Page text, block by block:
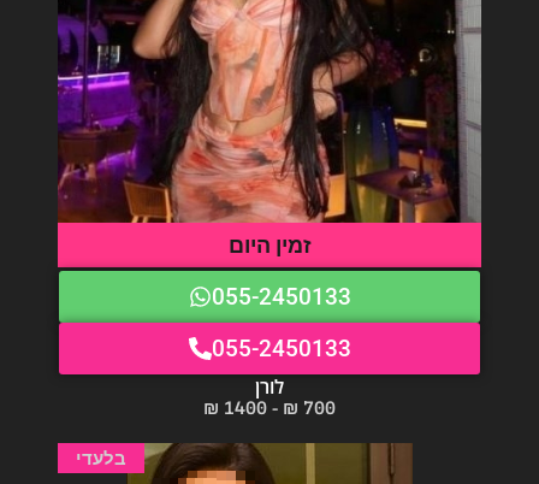
זמין היום
055-2450133
055-2450133
לורן
700 ₪ - 1400 ₪
בלעדי